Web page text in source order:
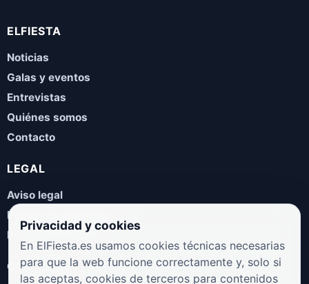
ELFIESTA
Noticias
Galas y eventos
Entrevistas
Quiénes somos
Contacto
LEGAL
Aviso legal
Política de privacidad
Política de cookies
COLABORA
Privacidad y cookies
En ElFiesta.es usamos cookies técnicas necesarias
para que la web funcione correctamente y, solo si
las aceptas, cookies de terceros para contenidos